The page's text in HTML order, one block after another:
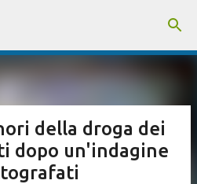
della droga dei
dopo un'indagine